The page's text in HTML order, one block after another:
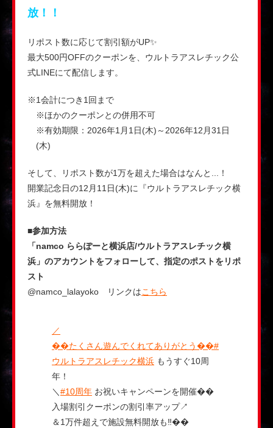
放！！
リポスト数に応じて割引額がUP✨
最大500円OFFのクーポンを、ウルトラアスレチック公
式LINEにて配信します。
※1会計につき1回まで
※ほかのクーポンとの併用不可
※有効期限：2026年1月1日(木)～2026年12月31日
(木)
そして、リポスト数が1万を超えた場合はなんと...！
開業記念日の12月11日(木)に『ウルトラアスレチック横
浜』を無料開放！
■参加方法
「namco ららぽーと横浜店/ウルトラアスレチック横
浜」のアカウントをフォローして、指定のポストをリポ
スト
@namco_lalayoko リンクはこちら
／
��たくさん遊んでくれてありがとう��#
ウルトラアスレチック横浜 もうすぐ10周
年！
＼ #10周年 お祝いキャンペーンを開催��
入場割引クーポンの割引率アップ↗️
＆1万件超えで施設無料開放も‼��